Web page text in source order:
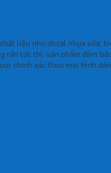
liệu như decal nhựa sữa,
rắn tức thì, sản phẩm đảm
chính xác theo mọi hình